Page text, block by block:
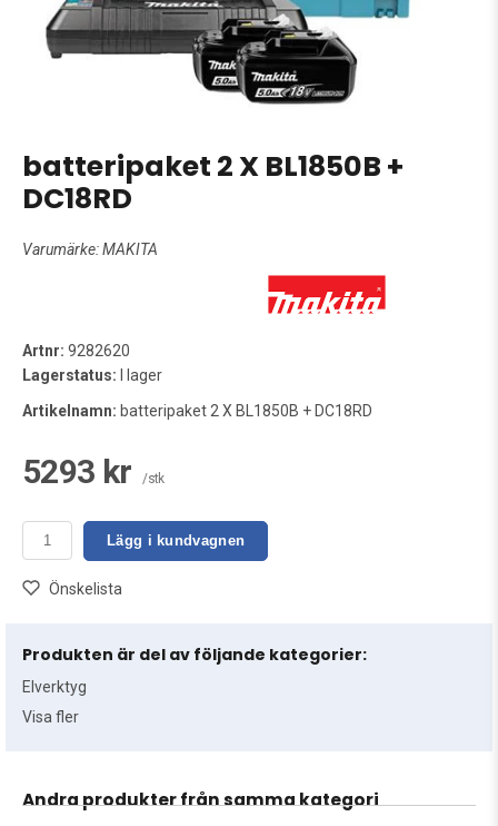
batteripaket 2 X BL1850B +
DC18RD
Varumärke:MAKITA
Artnr: 9282620
Lagerstatus: I lager
Artikelnamn: batteripaket 2 X BL1850B + DC18RD
5293 kr /stk
Lägg i kundvagnen
Önskelista
Produkten är del av följande kategorier:
Elverktyg
Visa fler
Andra produkter från samma kategori